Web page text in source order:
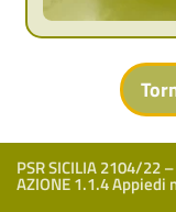
PSR SICILIA 2104/22
AZIONE 1.1.4 Appiedi